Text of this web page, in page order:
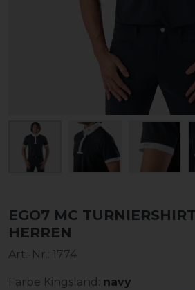
EGO7 MC
HERREN
Art.-Nr.: 1774
Farbe Kingsland: navy